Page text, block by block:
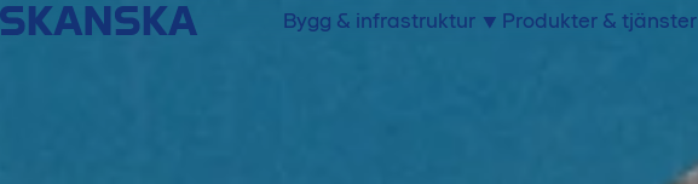
Bygg & infrastruktur Produkter & tjänster